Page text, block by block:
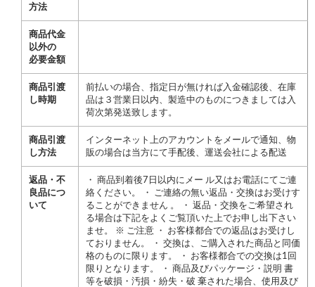
方法
商品代金
以外の
必要金額
商品引渡
し時期
前払いの場合、指定日が無ければ入金確認後、在庫
品は３営業日以内、製造中のものにつきましては入
荷次第発送致します。
商品引渡
し方法
インターネット上のアカウントをメールで通知、物
販の場合は当方にて手配後、運送会社による配送
返品・不
良品につ
いて
・ 商品到着後7日以内にメー ル又はお電話にてご連
絡ください。 ・ ご連絡の無い返品・交換はお受けす
ることができません 。 ・ 返品・交換をご希望され
る場合は下記をよくご覧頂いた上でお申し出下さい
ませ。 ※ ご注意 ・ お客様都合での返品はお受けし
ておりません。 ・ 交換は、ご購入された商品と同価
格のものに限ります。 ・ お客様都合での交換は1回
限りとなります。 ・ 商品及びパッケージ・説明 書
等を破損・汚損・紛失・破 棄された場合、使用及び